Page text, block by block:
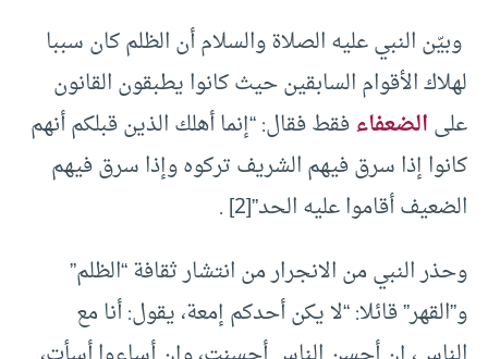
وبيّن النبي عليه الصلاة والسلام أن الظلم كان سببا
لهلاك الأقوام السابقين حيث كانوا يطبقون القانون
علىالضعفاءفقط فقال: “إنما أهلك الذين قبلكم أنهم
كانوا إذا سرق فيهم الشريف تركوه وإذا سرق فيهم
الضعيف أقاموا عليه الحد”[2] .
وحذر النبي من الانجرار من انتشار ثقافة “الظلم”
و”القهر” قائلا: “لا يكن أحدكم إمعة، يقول: أنا مع